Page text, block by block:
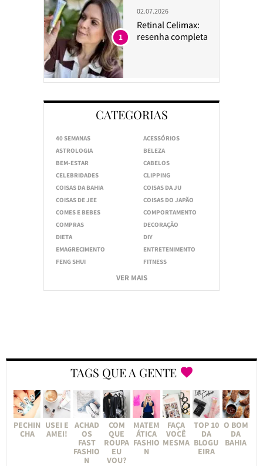
02.07.2026
Retinal Celimax:
resenha completa
1
CATEGORIAS
40 SEMANAS
ACESSÓRIOS
ASTROLOGIA
BELEZA
BEM-ESTAR
CABELOS
CELEBRIDADES
CLIPPING
COISAS DA BAHIA
COISAS DA JU
COISAS DE JEE
COISAS DO JAPÃO
COMES E BEBES
COMPORTAMENTO
COMPRAS
DECORAÇÃO
DIETA
DIY
EMAGRECIMENTO
ENTRETENIMENTO
FENG SHUI
FITNESS
VER MAIS
TAGS QUE A GENTE
PECHIN
CHA
USEI E
AMEI!
ACHAD
OS
FAST
FASHIO
N
COM
QUE
ROUPA
EU
VOU?
MATEM
ÁTICA
FASHIO
N
FAÇA
VOCÊ
MESMA
TOP 10
DA
BLOGU
EIRA
O BOM
DA
BAHIA